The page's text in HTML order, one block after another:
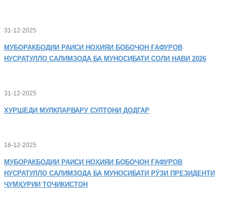
31-12-2025
МУБОРАКБОДИИ РАИСИ НОҲИЯИ БОБОҶОН ҒАФУРОВ
НУСРАТУЛЛО САЛИМЗОДА БА МУНОСИБАТИ СОЛИ НАВИ 2026
31-12-2025
ХУРШЕДИ МУЛКПАРВАРУ СУЛТОНИ ДОДГАР
16-12-2025
МУБОРАКБОДИИ РАИСИ НОҲИЯИ БОБОҶОН ҒАФУРОВ
НУСРАТУЛЛО САЛИМЗОДА БА МУНОСИБАТИ РӮЗИ ПРЕЗИДЕНТИ
ҶУМҲУРИИ ТОҶИКИСТОН